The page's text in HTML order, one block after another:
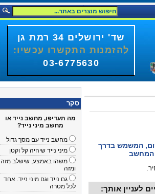
שד' ירושלים 34 רמת גן
להזמנות התקשרו עכשיו:
03-6775630
סקר
מה תעדיפו, מחשב נייד או
מחשב מיני נייד?
מחשב נייד עם מסך גדול
מיני נייד שיהיה קל וקטן
משהו באמצע, שישלב מזה
ומזה
גם נייד וגם מיני נייד. אחד
לכל מטרה
המשמש בדרך
המחשב
לעניין אותך: